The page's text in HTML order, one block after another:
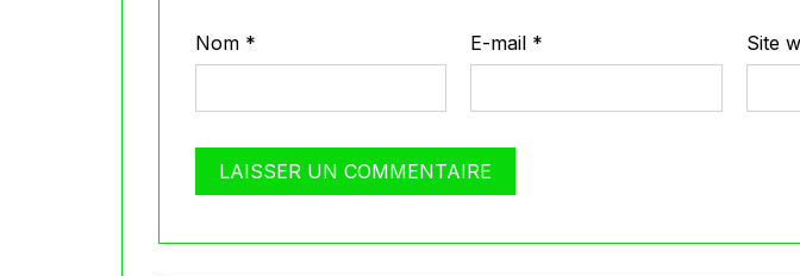
Nom * E-mail * Site